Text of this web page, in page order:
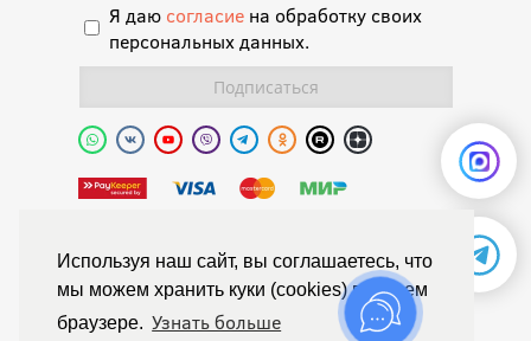
Используя наш сайт, вы соглашаетесь, что
мы можем хранить куки (cookies) в вашем
браузере. Узнать больше
Я даю согласиена обработку своих
персональных данных.
Полиуретановая долина.
© Химтраст,